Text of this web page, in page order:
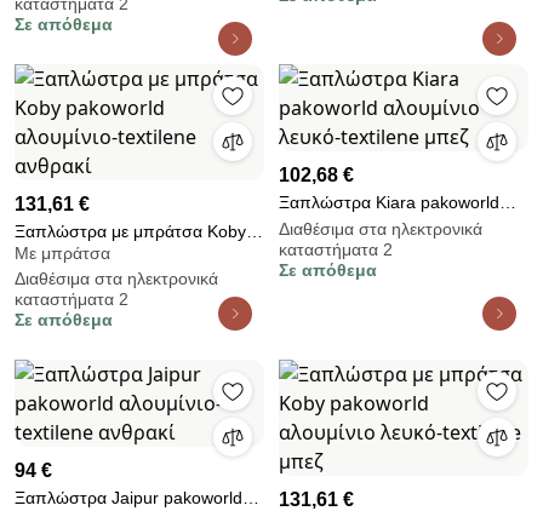
PVC 2Χ1 ΕΚΡΟΥ HM11709.60T
Σε απόθεμα
131,61 €
Ξαπλώστρα με μπράτσα Koby
pakoworld αλουμίνιο-textilene
ανθρακί
Με μπράτσα
Διαθέσιμα στα ηλεκτρονικά
καταστήματα 2
Σε απόθεμα
102,68 €
Ξαπλώστρα Kiara pakoworld
αλουμίνιο λευκό-textilene μπεζ
Διαθέσιμα στα ηλεκτρονικά
καταστήματα 2
Σε απόθεμα
94 €
Ξαπλώστρα Jaipur pakoworld
131,61 €